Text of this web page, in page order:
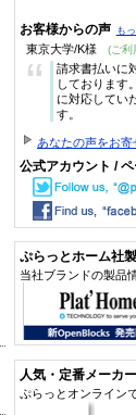
お客様からの声 も
東京大学/K様 (ご利
“
請求書払いに
しております
に対応してい
す。
あなたの声をお寄
公式アカウント /
ぷらっとホーム社
当社ブランドの製品
人気・定番メーカー
ぷらっとオンライン